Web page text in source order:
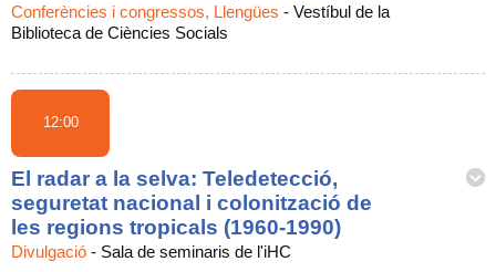
Conferències i congressos, Llengües - Vestíbul de la
Biblioteca de Ciències Socials
12:00
El radar a la selva: Teledetecció,
seguretat nacional i colonització de
les regions tropicals (1960-1990)
Divulgació - Sala de seminaris de l'iHC